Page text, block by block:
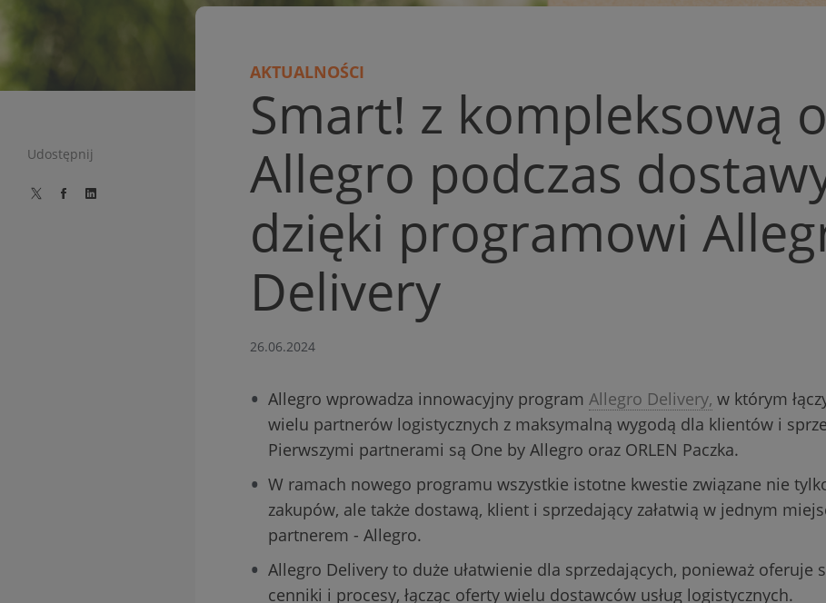
Udostępnij
AKTUALNOŚCI
Smart! z kompleksową
Allegro podczas
dzięki programowi
Delivery
26.06.2024
Allegro wprowadza innowacyjny program Allegro Delivery, w którym
wielu partnerów logistycznych z maksymalną wygodą dla klientów i
Pierwszymi partnerami są One by Allegro oraz ORLEN Paczka.
W ramach nowego programu wszystkie istotne kwestie związane nie
zakupów, ale także dostawą, klient i sprzedający załatwią w jednym
partnerem - Allegro.
Allegro Delivery to duże ułatwienie dla sprzedających, ponieważ oferuje
cenniki i procesy, łącząc oferty wielu dostawców usług logistycznych.